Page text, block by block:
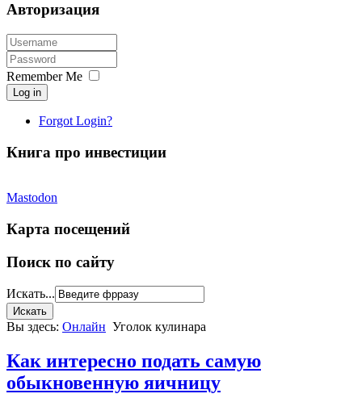
Авторизация
Remember Me
Log in
Forgot Login?
Книга про инвестиции
Mastodon
Карта посещений
Поиск по сайту
Искать...
Вы здесь: Онлайн Уголок кулинара
Как интересно подать самую
обыкновенную яичницу